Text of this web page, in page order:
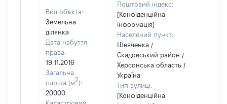
Вид об'єкта:
Земельна
ділянка
Дата набуття
права:
19.11.2016
Загальна
площа (м2):
20000
Поштовий індекс:
[Конфіденційна
інформація]
Населений пункт:
Шевченка /
Скадовський район /
Херсонська область /
Україна
Тип вулиці:
[Конфіденційна